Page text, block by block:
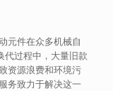
元件在众多机械自
代过程中，大量旧款
资源浪费和环境污
务致力于解决这一